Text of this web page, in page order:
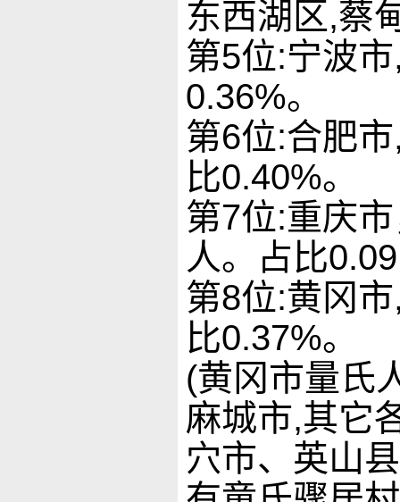
东西湖区,蔡
第5位:宁波
0.36%。
第6位:合肥
比0.40%。
第7位:重庆
人。占比
第8位:黄冈
比0.37%。
(黄冈市量氏
麻城市,其它
穴市、英山